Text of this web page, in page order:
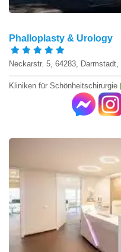
Phalloplasty & Urology
Neckarstr. 5, 64283,
Kliniken für Schönheitschirurgie